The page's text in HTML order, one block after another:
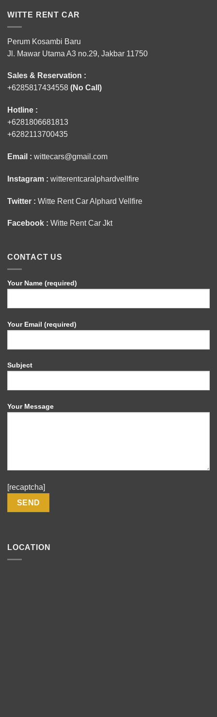
WITTE RENT CAR
Perum Kosambi Baru
Jl. Mawar Utama A3 no.29, Jakbar 11750
Sales & Reservation :
+6285817434558 (No Call)
Hotline :
+6281806681813
+6282113700435
Email : wittecars@gmail.com
Instagram : witterentcaralphardvellfire
Twitter : Witte Rent Car Alphard Vellfire
Facebook : Witte Rent Car Jkt
CONTACT US
Your Name (required)
Your Email (required)
Subject
Your Message
[recaptcha]
LOCATION